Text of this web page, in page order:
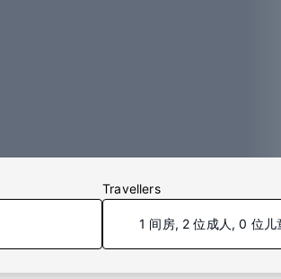
Travellers
1 间房, 2 位成人, 0 位儿